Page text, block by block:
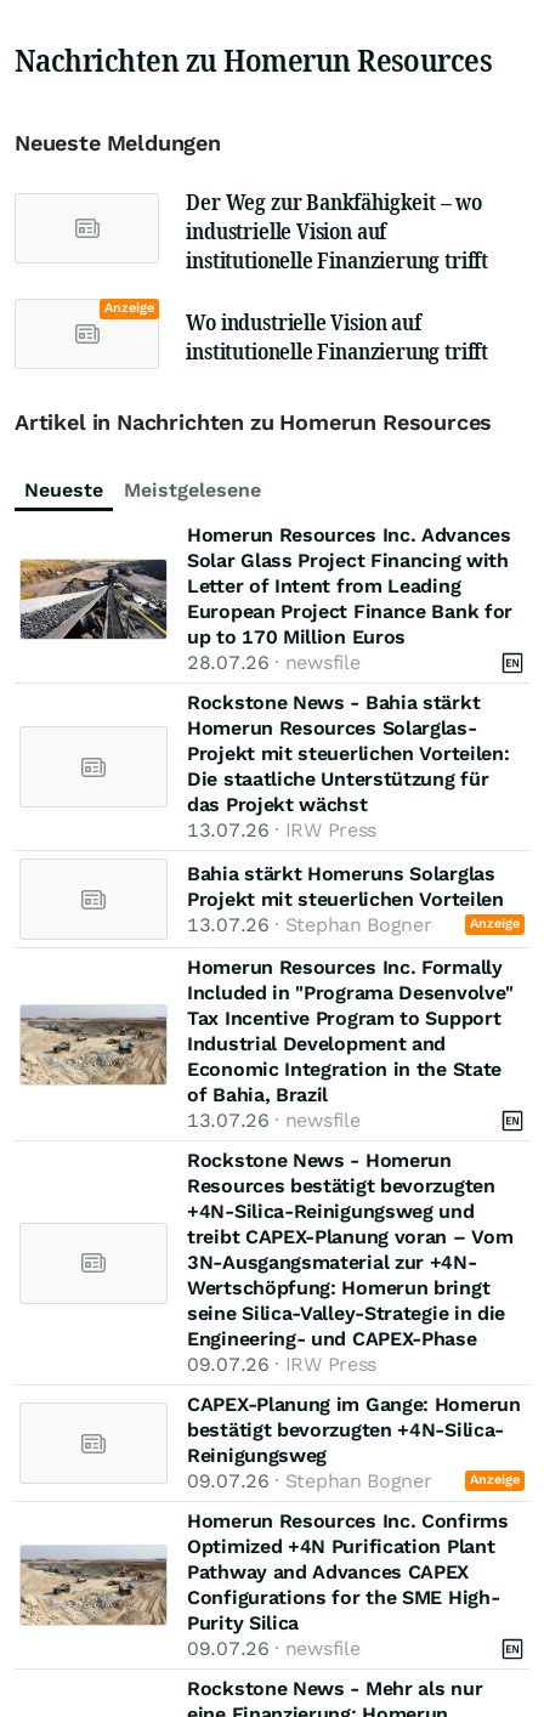
Nachrichten zu Homerun Resources
Neueste Meldungen
Der Weg zur Bankfähigkeit – wo
industrielle Vision auf
institutionelle Finanzierung trifft
Anzeige
Wo industrielle Vision auf
institutionelle Finanzierung trifft
Artikel in Nachrichten zu Homerun Resources
Neueste
Meistgelesene
Homerun Resources Inc. Advances
Solar Glass Project Financing with
Letter of Intent from Leading
European Project Finance Bank for
up to 170 Million Euros
28.07.26 · newsfile
Rockstone News - Bahia stärkt
Homerun Resources Solarglas-
Projekt mit steuerlichen Vorteilen:
Die staatliche Unterstützung für
das Projekt wächst
13.07.26 · IRW Press
Bahia stärkt Homeruns Solarglas
Projekt mit steuerlichen Vorteilen
13.07.26 · Stephan Bogner Anzeige
Homerun Resources Inc. Formally
Included in "Programa Desenvolve"
Tax Incentive Program to Support
Industrial Development and
Economic Integration in the State
of Bahia, Brazil
13.07.26 · newsfile
Rockstone News - Homerun
Resources bestätigt bevorzugten
+4N-Silica-Reinigungsweg und
treibt CAPEX-Planung voran – Vom
3N-Ausgangsmaterial zur +4N-
Wertschöpfung: Homerun bringt
seine Silica-Valley-Strategie in die
Engineering- und CAPEX-Phase
09.07.26 · IRW Press
CAPEX-Planung im Gange: Homerun
bestätigt bevorzugten +4N-Silica-
Reinigungsweg
09.07.26 · Stephan Bogner Anzeige
Homerun Resources Inc. Confirms
Optimized +4N Purification Plant
Pathway and Advances CAPEX
Configurations for the SME High-
Purity Silica
09.07.26 · newsfile
Rockstone News - Mehr als nur